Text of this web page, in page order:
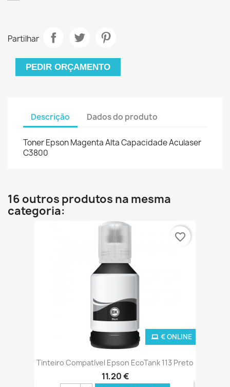
Partilhar
PEDIR ORÇAMENTO
Descrição Dados do produto
Toner Epson Magenta Alta Capacidade Aculaser
C3800
16 outros produtos na mesma
categoria:
Tinteiro Compatível Epson EcoTank 113 Preto
11,20 €
€ ONLINE
favorite_border